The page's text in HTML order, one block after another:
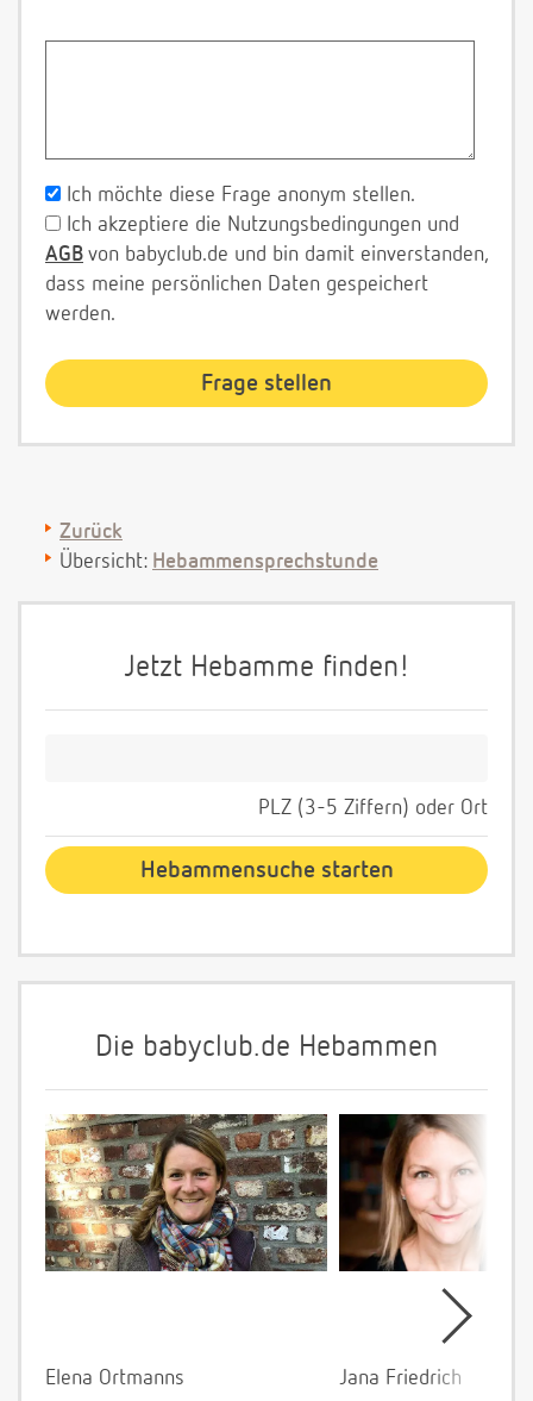
Ich möchte diese Frage anonym stellen.
Ich akzeptiere die Nutzungsbedingungen und
AGB von babyclub.de und bin damit einverstanden,
dass meine persönlichen Daten gespeichert
werden.
Zurück
Übersicht: Hebammensprechstunde
Jetzt Hebamme finden!
PLZ (3-5 Ziffern) oder Ort
Die babyclub.de Hebammen
Elena Ortmanns Jana Friedrich